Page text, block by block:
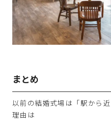
まとめ
以前の結婚式場は「駅から
理由は